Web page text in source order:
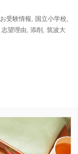
お受験情報 国立小学校
志望理由 添削 筑波大